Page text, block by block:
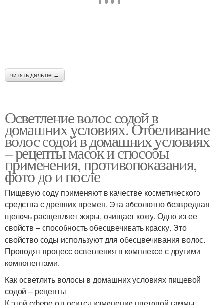
читать дальше →
Осветление волос содой в
домашних условиях. Отбеливание
волос содой в домашних условиях
– рецепты масок и способы
применения, противопоказания,
фото до и после
Пищевую соду применяют в качестве косметического
средства с древних времен. Эта абсолютно безвредная
щелочь расщепляет жиры, очищает кожу. Одно из ее
свойств – способность обесцвечивать краску. Это
свойство соды используют для обесцвечивания волос.
Проводят процесс осветления в комплексе с другими
компонентами.
Как осветлить волосы в домашних условиях пищевой
содой – рецепты